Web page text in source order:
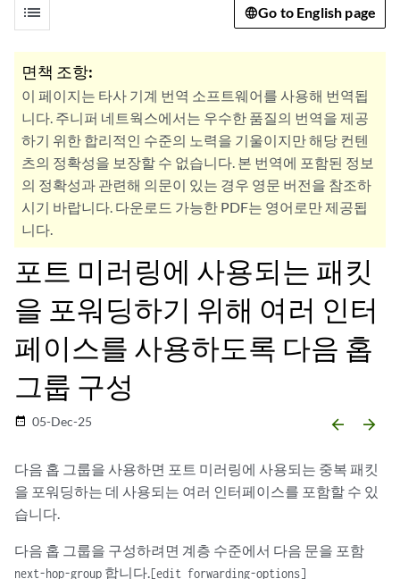
list Go to English page
면책 조항:
이 페이지는 타사 기계 번역 소프트웨어를 사용해 번역됩
니다. 주니퍼 네트웍스에서는 우수한 품질의 번역을 제공
하기 위한 합리적인 수준의 노력을 기울이지만 해당 컨텐
츠의 정확성을 보장할 수 없습니다. 본 번역에 포함된 정보
의 정확성과 관련해 의문이 있는 경우 영문 버전을 참조하
시기 바랍니다. 다운로드 가능한 PDF는 영어로만 제공됩
니다.
포트 미러링에 사용되는 패킷
을 포워딩하기 위해 여러 인터
페이스를 사용하도록 다음 홉
그룹 구성
date_range 05-Dec-25 arrow_backward arrow_forward
다음 홉 그룹을 사용하면 포트 미러링에 사용되는 중복 패킷
을 포워딩하는 데 사용되는 여러 인터페이스를 포함할 수 있
습니다.
다음 홉 그룹을 구성하려면 계층 수준에서 다음 문을 포함
next-hop-group 합니다.[edit forwarding-options]